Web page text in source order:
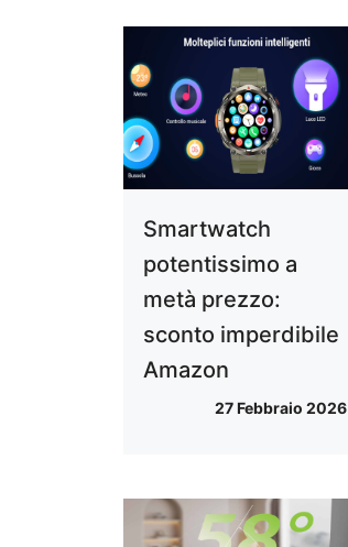
Smartwatch
potentissimo a
metà prezzo:
sconto imperdibile
Amazon
27 Febbraio 2026